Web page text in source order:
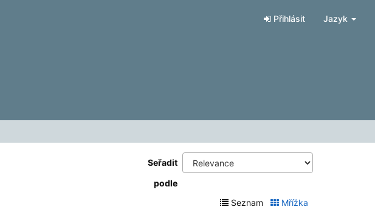
Přihlásit Jazyk
Seřadit
podle
Seznam
Mřížka